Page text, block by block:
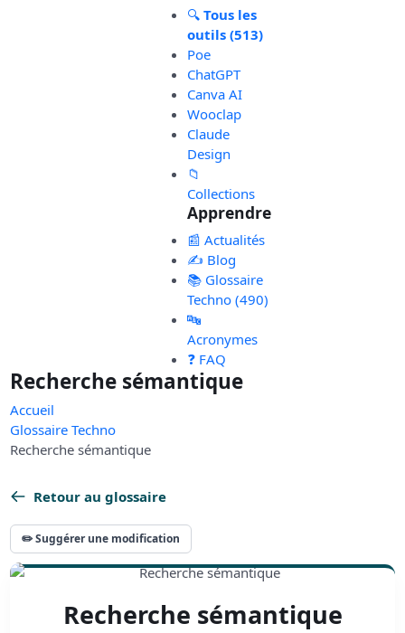
🔍 Tous les
outils (513)
Poe
ChatGPT
Canva AI
Wooclap
Claude
Design
📁
Collections
Apprendre
📰 Actualités
✍️ Blog
📚 Glossaire
Techno (490)
🔤
Acronymes
❓ FAQ
Recherche sémantique
Accueil
Glossaire Techno
Recherche sémantique
Retour au glossaire
✏️ Suggérer une modification
Recherche sémantique